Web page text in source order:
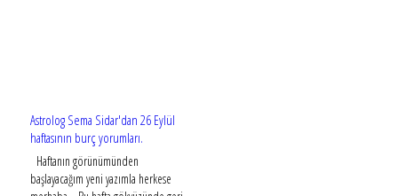
Astrolog Sema Sidar'dan 26 Eylül
haftasının burç yorumları.
Haftanın görünümünden
başlayacağım yeni yazımla herkese